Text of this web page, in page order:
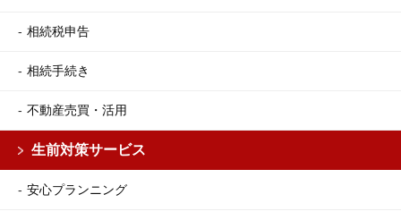
相続税申告
相続手続き
不動産売買・活用
生前対策サービス
安心プランニング